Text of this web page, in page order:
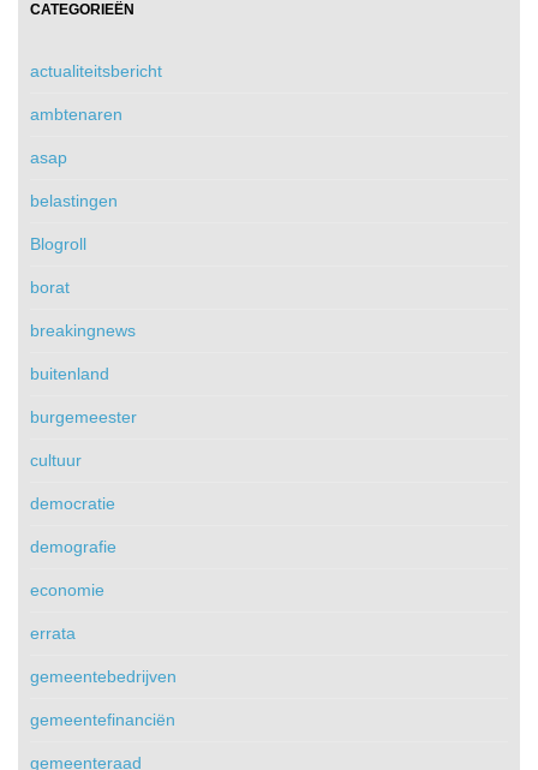
CATEGORIEËN
actualiteitsbericht
ambtenaren
asap
belastingen
Blogroll
borat
breakingnews
buitenland
burgemeester
cultuur
democratie
demografie
economie
errata
gemeentebedrijven
gemeentefinanciën
gemeenteraad